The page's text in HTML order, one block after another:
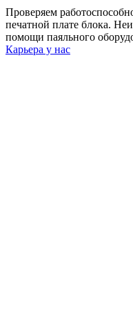
Проверяем
печатной плате блока.
помощи паяльного
Карьера у нас